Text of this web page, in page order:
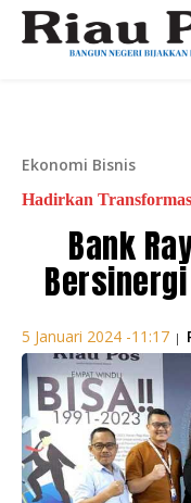
Ekonomi Bisnis
Hadirkan
Bank
5 Januari 2024 -11:17 |